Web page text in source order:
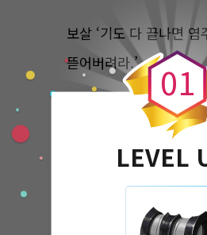
보살 ‘기도 다 끝나면 염
뜯어버려라.’
실을 끊어버렸다. 한 알,
알이 우르르르 쏟아지더
내려왔다. 시연의 팔에
0
0
1
LEVEL